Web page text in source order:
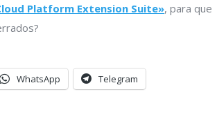
Platform Extension Suite», para que
WhatsApp Telegram